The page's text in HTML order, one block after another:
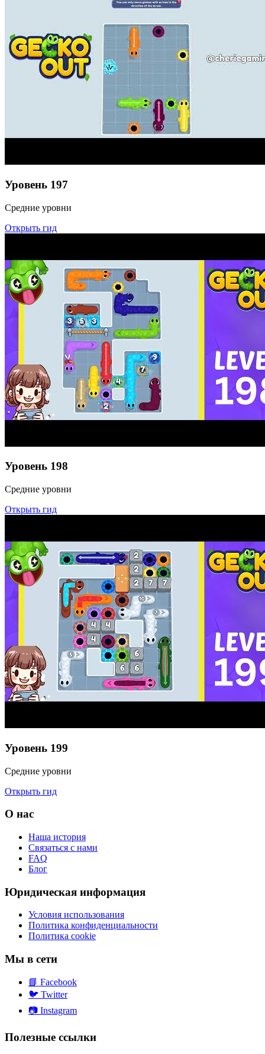
Уровень 197
Средние уровни
Открыть гид
Уровень 198
Средние уровни
Открыть гид
Уровень 199
Средние уровни
Открыть гид
О нас
Наша история
Связаться с нами
FAQ
Блог
Юридическая информация
Условия использования
Политика конфиденциальности
Политика cookie
Мы в сети
📘 Facebook
🐦 Twitter
📷 Instagram
Полезные ссылки